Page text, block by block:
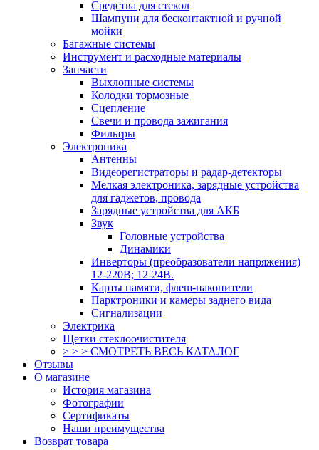
Средства для стекол
Шампуни для бесконтактной и ручной
мойки
Багажные системы
Инструмент и расходные материалы
Запчасти
Выхлопные системы
Колодки тормозные
Сцепление
Свечи и провода зажигания
Фильтры
Электроника
Антенны
Видеорегистраторы и радар-детекторы
Мелкая электроника, зарядные устройства
для гаджетов, провода
Зарядные устройства для АКБ
Звук
Головные устройства
Динамики
Инверторы (преобразователи напряжения)
12-220В; 12-24В.
Карты памяти, флеш-накопители
Парктроники и камеры заднего вида
Сигнализации
Электрика
Щетки стеклоочистителя
> > > СМОТРЕТЬ ВЕСЬ КАТАЛОГ
Отзывы
О магазине
История магазина
Фотографии
Сертификаты
Наши преимущества
Возврат товара